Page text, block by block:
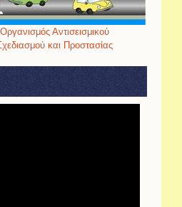
Οργανισμός Αντισεισμικού
και Προστασίας